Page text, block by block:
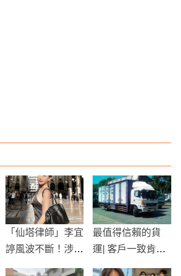
「仙塔律師」李宜
諪風波不斷！涉靈
最值得信賴的貨
運| 客戶一致肯